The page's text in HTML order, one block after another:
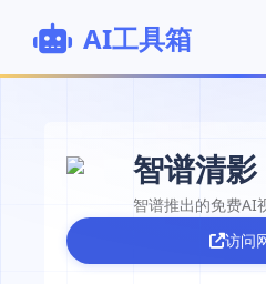
AI工具箱
智谱清影
智谱推出的免费AI
访问